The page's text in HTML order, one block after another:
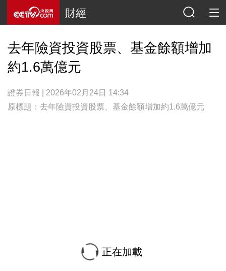
財經
去年險資投資股票、基金餘額增加
約1.6萬億元
證券日報 | 2026年02月24日 14:34
原標題：去年險資投資股票、基金餘額增加約1.6萬億元
正在加載